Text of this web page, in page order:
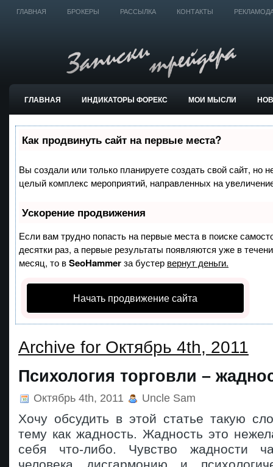
ГЛАВНАЯ БРОКЕРЫ РАССЫЛКА КОНТАКТЫ
ГЛАВНАЯ ИНДИКАТОРЫ ФОРЕКС МОИ МЫСЛИ
ТОРГОВЫЕ СИСТЕМЫ
Как продвинуть сайт на первые места?
Вы создали или только планируете создать свой сайт, но
целый комплекс мероприятий, направленных на
Ускорение продвижения
Если вам трудно попасть на первые места в поиске
десятки раз, а первые результаты появляются уже в
месяц, то вSeoHammerза бустер вернут деньги.
Начать продвижение сайта
Archive for Октябрь 4th, 2011
Психология торговли –
Октябрь 4th, 2011 Uncle Sam
Хочу обсудить в этой статье такую
тему как жадность. Жадность это
себя что-либо. Чувство жадности
человека дисгармонию и